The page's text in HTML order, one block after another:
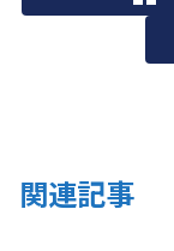
関連記事